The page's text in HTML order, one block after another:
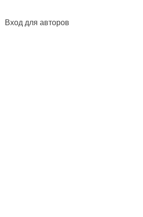
Вход для авторов